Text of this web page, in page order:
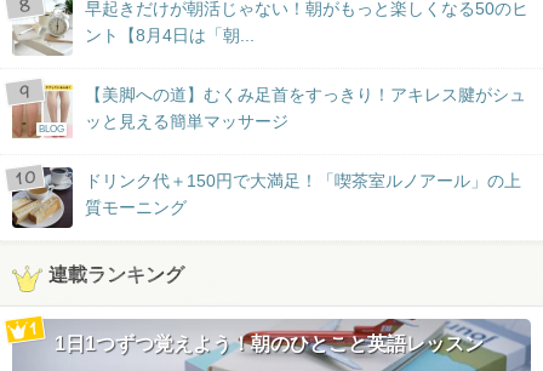
早起きだけが朝活じゃない！朝がもっと楽しくなる50のヒ
ント【8月4日は「朝...
BLOG
【美脚への道】むくみ足首をすっきり！アキレス腱がシュ
ッと見える簡単マッサージ
ドリンク代＋150円で大満足！「喫茶室ルノアール」の上
質モーニング
連載ランキング
1日1つずつ覚えよう！朝のひとこと英語レッスン